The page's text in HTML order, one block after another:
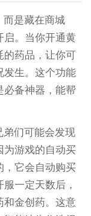
而是藏在商城
启。当你开通黄
的药品，让你可
发生。这个功能
必备神器，能帮
弟们可能会发现
为游戏的自动买
，它会自动购买
一定天数后，
和金创药。这意